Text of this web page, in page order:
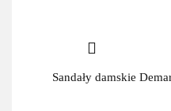
Sandały damskie